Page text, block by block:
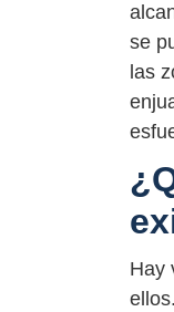
se
las
Hay